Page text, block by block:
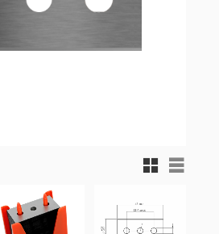
Rutnätsvy
Listvy